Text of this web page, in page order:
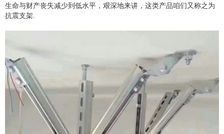
生命与财产丧失减少到低水平，艰深地来讲，这类产品咱们又称之为
抗震支架.